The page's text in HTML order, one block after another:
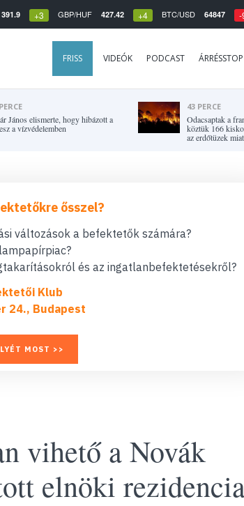
391.9 +3 GBP/HUF 427.42 +4 BTC/USD 64847 -
FRISS VIDEÓK PODCAST ÁRRÉSSTOP
János elismerte, hogy hibázott a
a vízvédelemben
43 PERCE
Odacsaptak a
köztük 166
az erdőtüzek
ősszel?
változások a befektetők számára?
és az ingatlanbefektetésekről?
Klub
24., Budapest
MOST >>
vihető a Novák
elnöki